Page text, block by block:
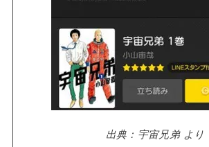
出典：宇宙兄弟 より